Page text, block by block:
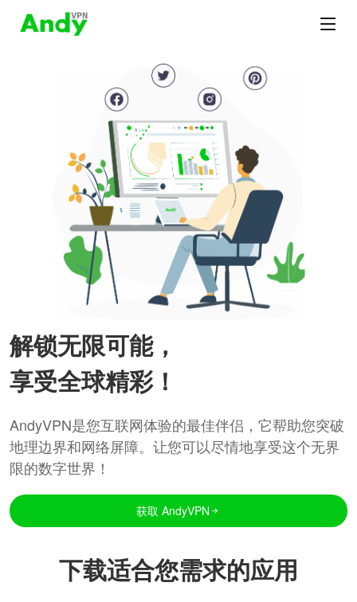
解锁无限可能，
享受全球精彩！
AndyVPN是您互联网体验的最佳伴侣，它帮助您突破
地理边界和网络屏障。让您可以尽情地享受这个无界
限的数字世界！
获取 AndyVPN
下载适合您需求的应用